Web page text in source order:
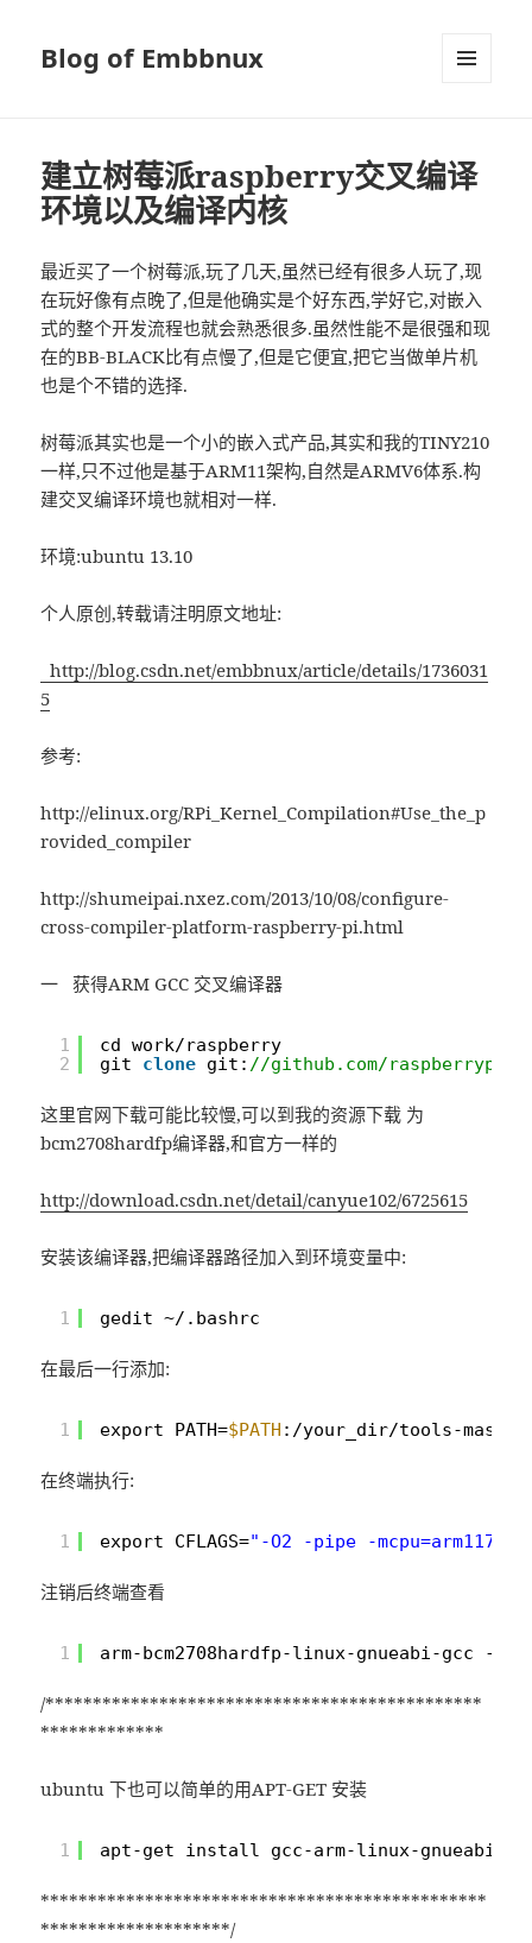
Blog of Embbnux
建立树莓派raspberry交叉编译
环境以及编译内核
最近买了一个树莓派,玩了几天,虽然已经有很多人玩了,现
在玩好像有点晚了,但是他确实是个好东西,学好它,对嵌入
式的整个开发流程也就会熟悉很多.虽然性能不是很强和现
在的BB-BLACK比有点慢了,但是它便宜,把它当做单片机
也是个不错的选择.
树莓派其实也是一个小的嵌入式产品,其实和我的TINY210
一样,只不过他是基于ARM11架构,自然是ARMV6体系.构
建交叉编译环境也就相对一样.
环境:ubuntu 13.10
个人原创,转载请注明原文地址:
http://blog.csdn.net/embbnux/article/details/1736031
5
参考:
http://elinux.org/RPi_Kernel_Compilation#Use_the_p
rovided_compiler
http://shumeipai.nxez.com/2013/10/08/configure-
cross-compiler-platform-raspberry-pi.html
一 获得ARM GCC 交叉编译器
1
2
cd work/raspberry
git clone git: //github.com/
这里官网下载可能比较慢,可以到我的资源下载 为
bcm2708hardfp编译器,和官方一样的
http://download.csdn.net/detail/canyue102/6725615
安装该编译器,把编译器路径加入到环境变量中:
1 gedit ~/.bashrc
在最后一行添加:
1 export PATH=$PATH :/your_dir/tools-master/
在终端执行:
1 export CFLAGS="-O2 -pipe -
注销后终端查看
1 arm-bcm2708hardfp-linux-gnueabi-gcc -v
/**********************************************
*************
ubuntu 下也可以简单的用APT-GET 安装
1 apt-get install gcc-arm-linux-gnueabi
***********************************************
********************/